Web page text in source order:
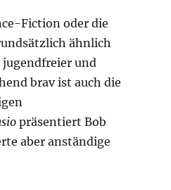
Fiction oder die
ähnlich
jugendfreier und
brav ist auch die
präsentiert Bob
aber anständige